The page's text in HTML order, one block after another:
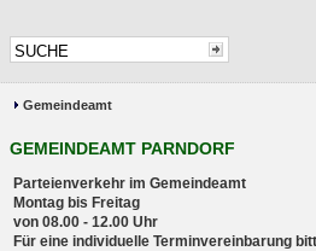
Gemeindeamt
GEMEINDEAMT PARNDORF
Parteienverkehr im Gemeindeamt
Montag bis Freitag
von 08.00 - 12.00 Uhr
Für eine individuelle Terminvereinbarung